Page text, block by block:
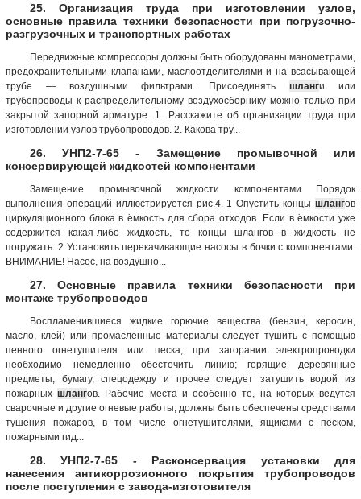
25. Организация труда при изготовлении узлов,
основные правила техники безопасности при погрузочно-
разгрузочных и транспортных работах
Передвижные компрессоры должны быть оборудованы манометрами,
предохранительными клапанами, маслоотделителями и на всасывающей
трубе — воздушными фильтрами. Присоединятьшланги или
трубопроводы к распределительному воздухосборнику можно только при
закрытой запорной арматуре. 1. Расскажите об организации труда при
изготовлении узлов трубопроводов. 2. Какова тру...
26. УНП2-7-65 - Замещение промывочной или
консервирующей жидкостей компонентами
Замещение промывочной жидкости компонентами Порядок
выполнения операций иллюстрируется рис.4. 1 Опустить концы шлангов
циркуляционного блока в ёмкость для сбора отходов. Если в ёмкости уже
содержится какая-либо жидкость, то концы шлангов в жидкость не
погружать. 2 Установить перекачивающие насосы в бочки с компонентами.
ВНИМАНИЕ! Насос, на воздушно...
27. Основные правила техники безопасности при
монтаже трубопроводов
Воспламенившиеся жидкие горючие вещества (бензин, керосин,
масло, клей) или промасленные материалы следует тушить с помощью
пенного огнетушителя или песка; при загорании электропроводки
необходимо немедленно обесточить линию; горящие деревянные
предметы, бумагу, спецодежду и прочее следует затушить водой из
пожарныхшлангов. Рабочие места и особенно те, на которых ведутся
сварочные и другие огневые работы, должны быть обеспечены средствами
тушения пожаров, в том числе огнетушителями, ящиками с песком,
пожарными гид...
28. УНП2-7-65 - Расконсервация установки для
нанесения антикоррозионного покрытия трубопроводов
после поступления с завода-изготовителя